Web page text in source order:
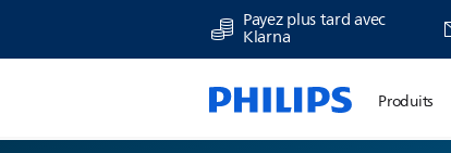
Payez plus tard avec
Klarna
Produits